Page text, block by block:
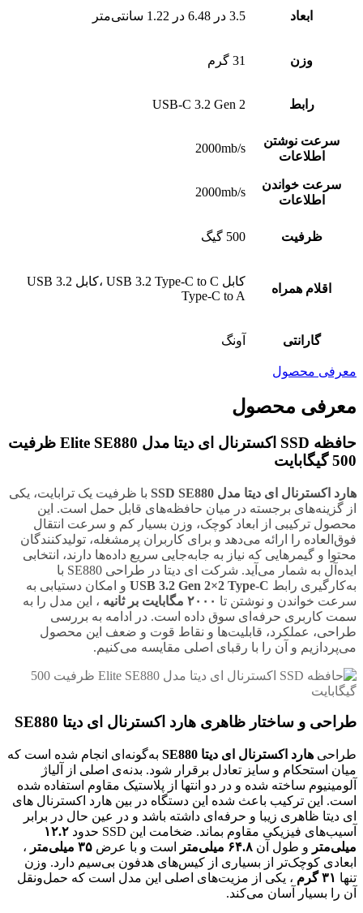
ابعاد 3.5 در 6.48 در 1.22 سانتی‌متر
وزن 31 گرم
رابط USB-C 3.2 Gen 2
سرعت نوشتن
اطلاعات
2000mb/s
سرعت خواندن
اطلاعات
2000mb/s
ظرفیت 500 گیگ
اقلام همراه
کابل USB 3.2 Type-C to C ،کابل USB 3.2
Type-C to A
گارانتی آونگ
معرفی محصول
معرفی محصول
حافظه SSD اکسترنال ای دیتا مدل Elite SE880 ظرفیت
500 گیگابایت
هارد اکسترنال ای دیتا مدل SSD SE880
با ظرفیت یک ترابایت، یکی
از گزینه‌های برجسته در میان حافظه‌های قابل حمل است. این
محصول ترکیبی از ابعاد کوچک، وزن بسیار کم و سرعت انتقال
فوق‌العاده را ارائه می‌دهد و برای کاربران پرمشغله، تولیدکنندگان
محتوا و گیمرهایی که نیاز به جابه‌جایی سریع داده‌ها دارند، انتخابی
ایده‌آل به شمار می‌آید. شرکت ای دیتا در طراحی SE880 با
به‌کارگیری رابط USB 3.2 Gen 2×2 Type-C و امکان دستیابی به
سرعت خواندن و نوشتن تا ۲۰۰۰ مگابایت بر ثانیه
، این مدل را به
سمت کاربری حرفه‌ای سوق داده است. در ادامه به بررسی
طراحی، عملکرد، قابلیت‌ها و نقاط قوت و ضعف این محصول
می‌پردازیم و آن را با رقبای اصلی مقایسه می‌کنیم.
طراحی و ساختار ظاهری هارد اکسترنال ای دیتا SE880
طراحی هارد اکسترنال ای دیتا SE880
به‌گونه‌ای انجام شده است که
میان استحکام و سایز تعادل برقرار شود. بدنه‌ی اصلی از آلیاژ
آلومینیوم ساخته شده و در دو انتها از پلاستیک مقاوم استفاده شده
است. این ترکیب باعث شده این دستگاه در بین هارد اکسترنال های
ای دیتا ظاهری زیبا و حرفه‌ای داشته باشد و در عین حال در برابر
آسیب‌های فیزیکی مقاوم بماند. ضخامت این SSD حدود
۱۲.۲
میلی‌متر و طول آن ۶۴.۸ میلی‌متر است و با عرض ۳۵ میلی‌متر
،
ابعادی کوچک‌تر از بسیاری از کیس‌های هدفون بی‌سیم دارد. وزن
تنها ۳۱ گرم
، یکی از مزیت‌های اصلی این مدل است که حمل‌ونقل
آن را بسیار آسان می‌کند.